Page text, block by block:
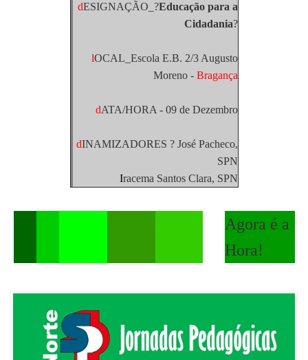
dESIGNAÇÃO_?Educação para a
Cidadania?
lOCAL_Escola E.B. 2/3 Augusto
Moreno - Bragança
dATA/HORA - 09 de Dezembro
dINAMIZADORES ? José Pacheco,
SPN
Iracema Santos Clara, SPN
Agora é a
Hora!